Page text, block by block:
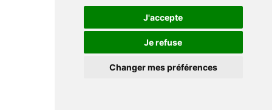
J'accepte
Je refuse
Changer mes préférences